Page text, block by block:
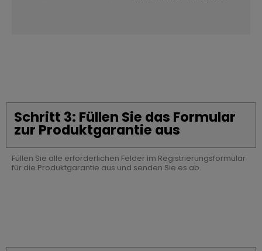
Schritt 3: Füllen Sie das Formular
zur Produktgarantie aus
Füllen Sie alle erforderlichen Felder im Registrierungsformular
für die Produktgarantie aus und senden Sie es ab.